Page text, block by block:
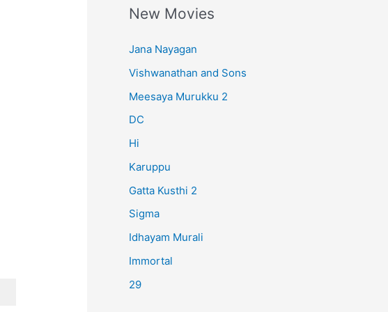
r
h
f
o
r
:
New Movies
Jana Nayagan
Vishwanathan and Sons
Meesaya Murukku 2
DC
Hi
Karuppu
Gatta Kusthi 2
Sigma
Idhayam Murali
Immortal
29